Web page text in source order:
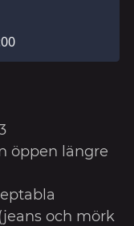
öppen längre
och mörk